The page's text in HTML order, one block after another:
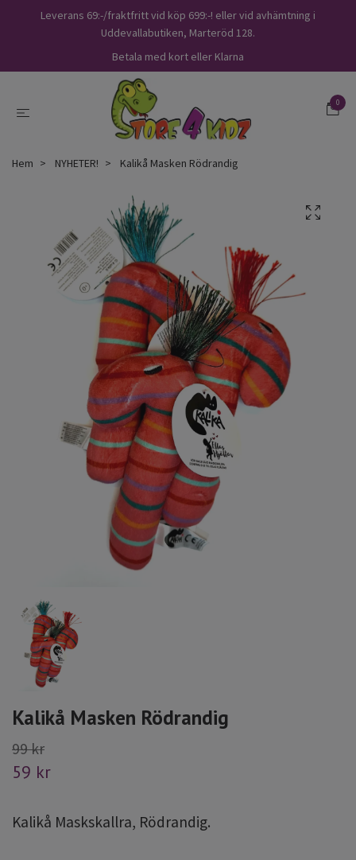
Leverans 69:-/fraktfritt vid köp 699:-! eller vid avhämtning i
Uddevallabutiken, Marteröd 128.
Betala med kort eller Klarna
0
Hem NYHETER! Kalikå Masken Rödrandig
Kalikå Masken Rödrandig
99 kr
59 kr
Kalikå Maskskallra, Rödrandig.